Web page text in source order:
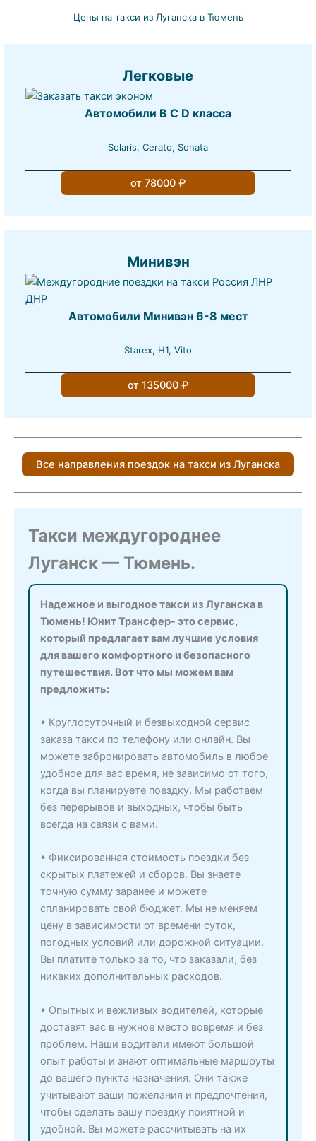
Цены на такси из Луганска в Тюмень
Легковые
Автомобили B C D класса
Solaris, Cerato, Sonata
от 78000 ₽
Минивэн
Автомобили Минивэн 6-8 мест
Starex, H1, Vito
от 135000 ₽
Все направления поездок на такси из Луганска
Такси междугороднее
Луганск — Тюмень.
Надежное и выгодное такси из Луганска в
Тюмень! Юнит Трансфер- это сервис,
который предлагает вам лучшие условия
для вашего комфортного и безопасного
путешествия. Вот что мы можем вам
предложить:
• Круглосуточный и безвыходной сервис
заказа такси по телефону или онлайн. Вы
можете забронировать автомобиль в любое
удобное для вас время, не зависимо от того,
когда вы планируете поездку. Мы работаем
без перерывов и выходных, чтобы быть
всегда на связи с вами.
• Фиксированная стоимость поездки без
скрытых платежей и сборов. Вы знаете
точную сумму заранее и можете
спланировать свой бюджет. Мы не меняем
цену в зависимости от времени суток,
погодных условий или дорожной ситуации.
Вы платите только за то, что заказали, без
никаких дополнительных расходов.
• Опытных и вежливых водителей, которые
доставят вас в нужное место вовремя и без
проблем. Наши водители имеют большой
опыт работы и знают оптимальные маршруты
до вашего пункта назначения. Они также
учитывают ваши пожелания и предпочтения,
чтобы сделать вашу поездку приятной и
удобной. Вы можете рассчитывать на их